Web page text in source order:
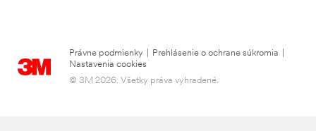
Právne podmienky Prehlásenie o ochrane súkromia
Nastavenia cookies
© 3M 2026. Všetky práva vyhradené.